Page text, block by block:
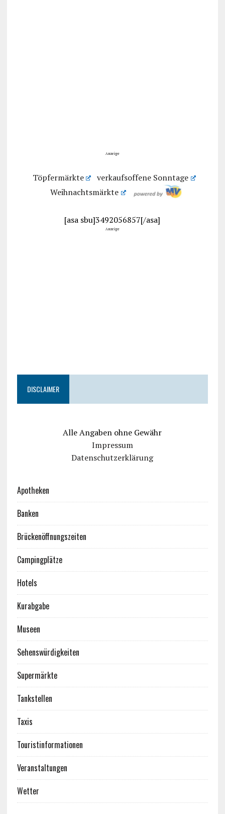
Anzeige
Töpfermärkte
verkaufsoffene Sonntage
Weihnachtsmärkte
[asa sbu]3492056857[/asa]
Anzeige
DISCLAIMER
Alle Angaben ohne Gewähr
Impressum
Datenschutzerklärung
Apotheken
Banken
Brückenöffnungszeiten
Campingplätze
Hotels
Kurabgabe
Museen
Sehenswürdigkeiten
Supermärkte
Tankstellen
Taxis
Touristinformationen
Veranstaltungen
Wetter